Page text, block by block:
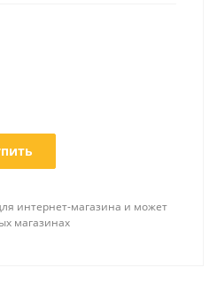
интернет-магазина и может
магазинах